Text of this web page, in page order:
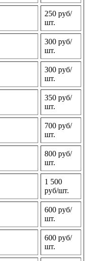
250 руб/
шт.
300 руб/
шт.
300 руб/
шт.
350 руб/
шт.
700 руб/
шт.
800 руб/
шт.
1 500
руб/шт.
600 руб/
шт.
600 руб/
шт.